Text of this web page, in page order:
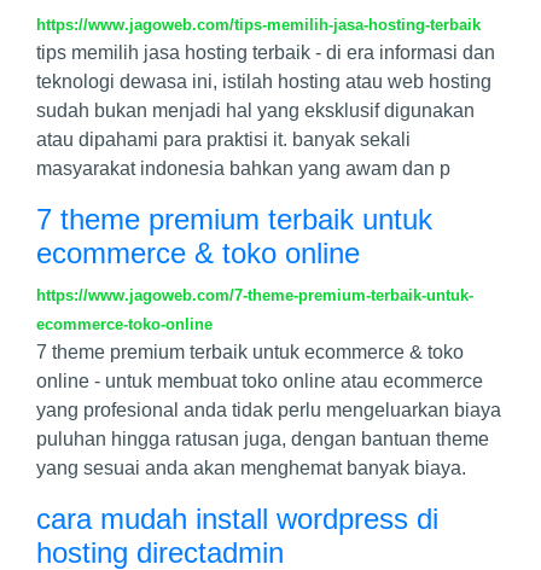
https://www.jagoweb.com/tips-memilih-jasa-hosting-terbaik
tips memilih jasa hosting terbaik - di era informasi dan
teknologi dewasa ini, istilah hosting atau web hosting
sudah bukan menjadi hal yang eksklusif digunakan
atau dipahami para praktisi it. banyak sekali
masyarakat indonesia bahkan yang awam dan p
7 theme premium terbaik untuk
ecommerce & toko online
https://www.jagoweb.com/7-theme-premium-terbaik-untuk-
ecommerce-toko-online
7 theme premium terbaik untuk ecommerce & toko
online - untuk membuat toko online atau ecommerce
yang profesional anda tidak perlu mengeluarkan biaya
puluhan hingga ratusan juga, dengan bantuan theme
yang sesuai anda akan menghemat banyak biaya.
cara mudah install wordpress di
hosting directadmin